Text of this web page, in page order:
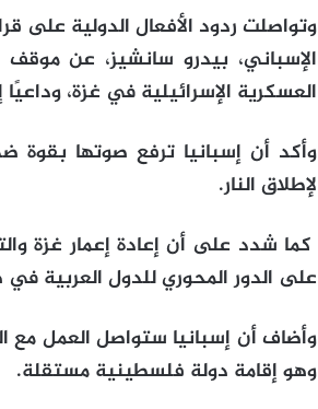
وتواصلت ردود الأفعال الدولية على
الإسباني، بيدرو سانشيز، عن
العسكرية الإسرائيلية في غزة،
وأكد أن إسبانيا ترفع صوتها
لإطلاق النار.
كما شدد على أن إعادة إعمار غزة
على الدور المحوري للدول العربية في
وأضاف أن إسبانيا ستواصل العمل
وهو إقامة دولة فلسطينية مستقلة.